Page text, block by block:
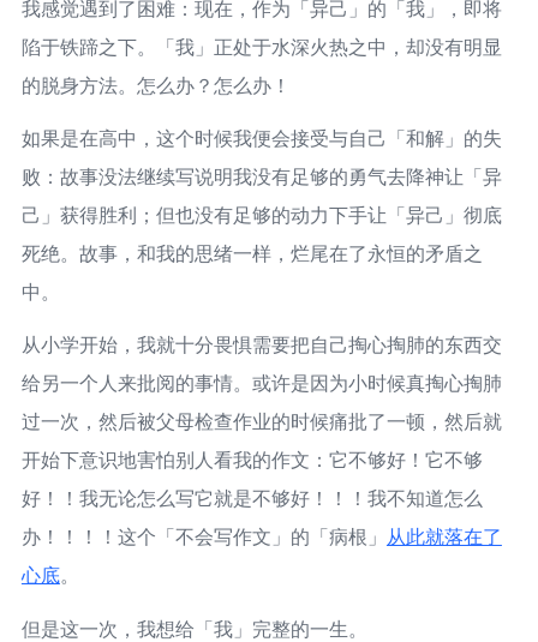
我感觉遇到了困难：现在，作为「异己」的「我」，即将
陷于铁蹄之下。「我」正处于水深火热之中，却没有明显
的脱身方法。怎么办？怎么办！
如果是在高中，这个时候我便会接受与自己「和解」的失
败：故事没法继续写说明我没有足够的勇气去降神让「异
己」获得胜利；但也没有足够的动力下手让「异己」彻底
死绝。故事，和我的思绪一样，烂尾在了永恒的矛盾之
中。
从小学开始，我就十分畏惧需要把自己掏心掏肺的东西交
给另一个人来批阅的事情。或许是因为小时候真掏心掏肺
过一次，然后被父母检查作业的时候痛批了一顿，然后就
开始下意识地害怕别人看我的作文：它不够好！它不够
好！！我无论怎么写它就是不够好！！！我不知道怎么
办！！！！这个「不会写作文」的「病根」
从此就落在了
心底。
但是这一次，我想给「我」完整的一生。